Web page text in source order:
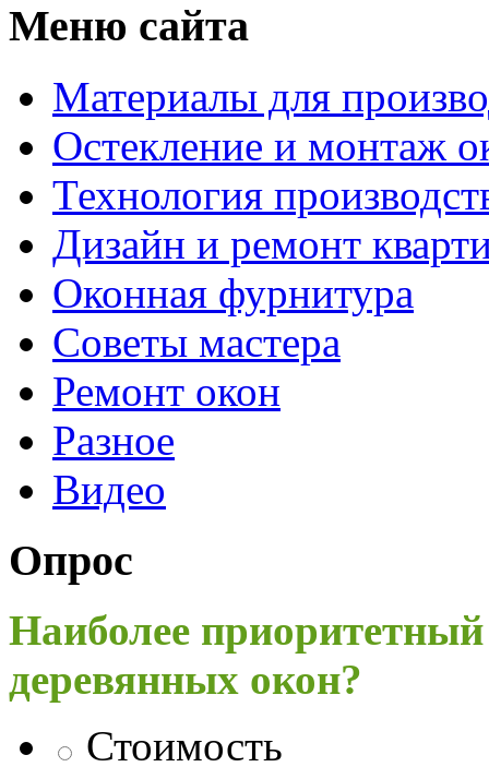
Меню сайта
Материалы для
Остекление и монтаж
Технология
Дизайн и ремонт
Оконная фурнитура
Советы мастера
Ремонт окон
Разное
Видео
Опрос
Наиболее
деревянных окон?
Стоимость